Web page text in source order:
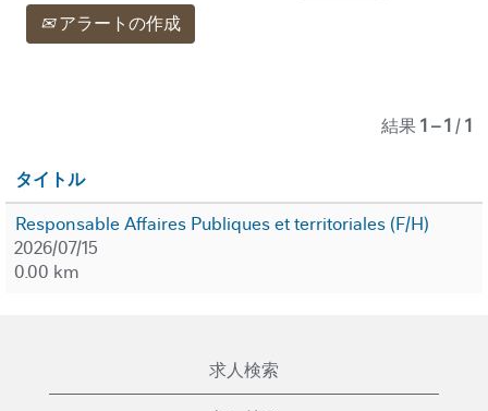
アラートの作成
結果1 – 1 /1
タイトル
Responsable Affaires Publiques et territoriales (F/H)
2026/07/15
0.00 km
求人検索